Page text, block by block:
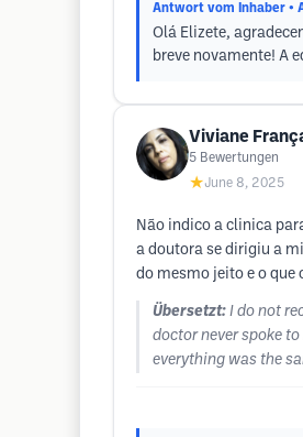
Antwort vom Inhaber •
Olá Elizete,
breve novamente! A
Viviane
5 Bewertungen
★June 8, 2025
Não indico a clinica
a doutora se dirigiu a
do mesmo jeito e o
Übersetzt: I do not
doctor never spoke
everything was the